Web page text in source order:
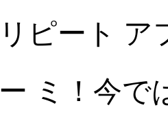
リピート ア
ー ミ！今で